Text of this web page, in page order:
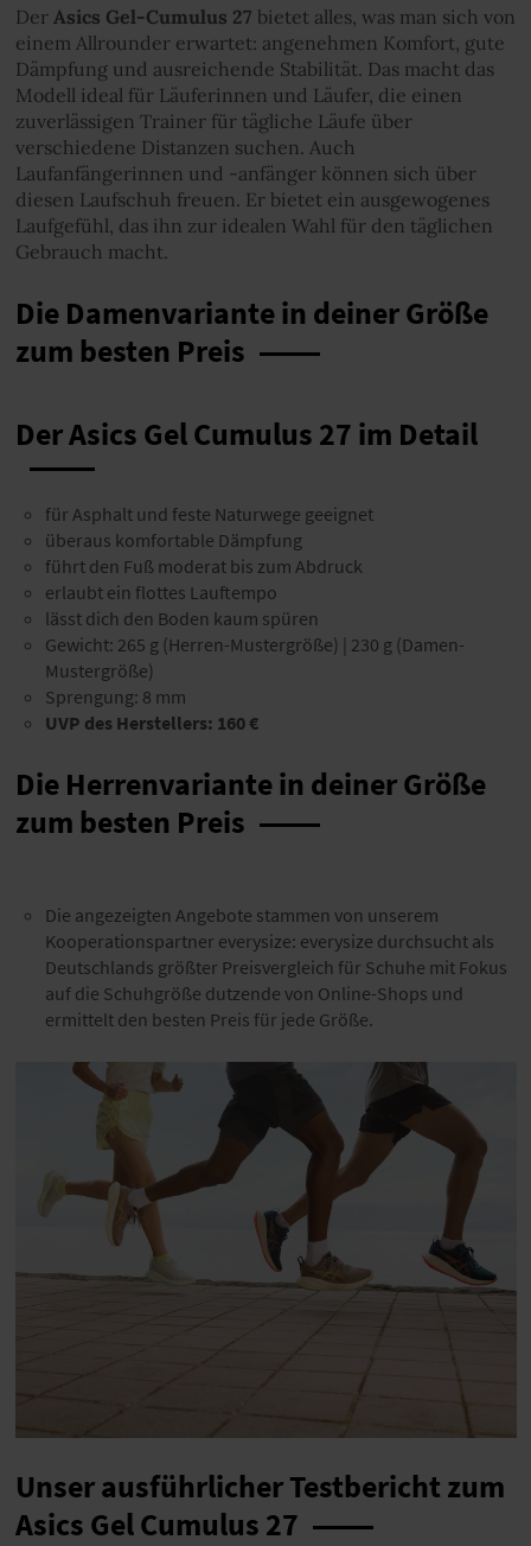
Der Asics Gel-Cumulus 27 bietet alles, was man sich von
einem Allrounder erwartet: angenehmen Komfort, gute
Dämpfung und ausreichende Stabilität. Das macht das
Modell ideal für Läuferinnen und Läufer, die einen
zuverlässigen Trainer für tägliche Läufe über
verschiedene Distanzen suchen. Auch
Laufanfängerinnen und -anfänger können sich über
diesen Laufschuh freuen. Er bietet ein ausgewogenes
Laufgefühl, das ihn zur idealen Wahl für den täglichen
Gebrauch macht.
Die Damenvariante in deiner Größe
zum besten Preis
Der Asics Gel Cumulus 27 im Detail
für Asphalt und feste Naturwege geeignet
überaus komfortable Dämpfung
führt den Fuß moderat bis zum Abdruck
erlaubt ein flottes Lauftempo
lässt dich den Boden kaum spüren
Gewicht: 265 g (Herren-Mustergröße) | 230 g (Damen-
Mustergröße)
Sprengung: 8 mm
UVP des Herstellers: 160 €
Die Herrenvariante in deiner Größe
zum besten Preis
Die angezeigten Angebote stammen von unserem
Kooperationspartner everysize: everysize durchsucht als
Deutschlands größter Preisvergleich für Schuhe mit Fokus
auf die Schuhgröße dutzende von Online-Shops und
ermittelt den besten Preis für jede Größe.
Unser ausführlicher Testbericht zum
Asics Gel Cumulus 27